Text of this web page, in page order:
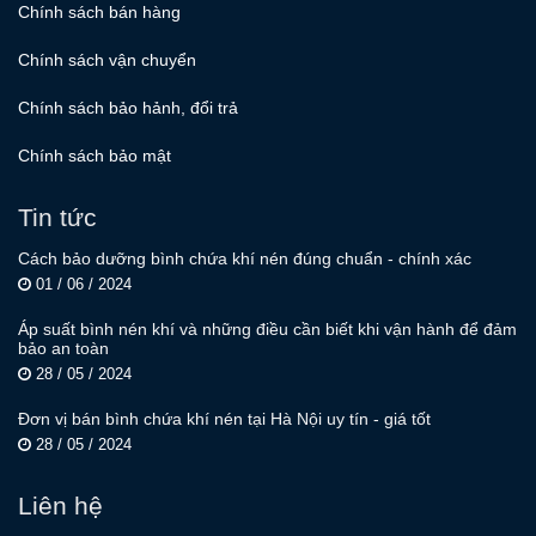
Chính sách bán hàng
Chính sách vận chuyển
Chính sách bảo hảnh, đổi trả
Chính sách bảo mật
Tin tức
Cách bảo dưỡng bình chứa khí nén đúng chuẩn - chính xác
01 / 06 / 2024
Áp suất bình nén khí và những điều cần biết khi vận hành để đảm
bảo an toàn
28 / 05 / 2024
Đơn vị bán bình chứa khí nén tại Hà Nội uy tín - giá tốt
28 / 05 / 2024
Liên hệ